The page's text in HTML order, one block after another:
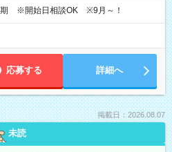
期 ※開始日相談OK ※9月～！
応募する 詳細へ
掲載日：2026.08.07
未読